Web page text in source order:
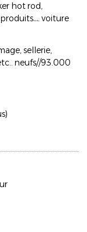
hot rod,
produits…. voiture
sellerie,
neufs//93.000